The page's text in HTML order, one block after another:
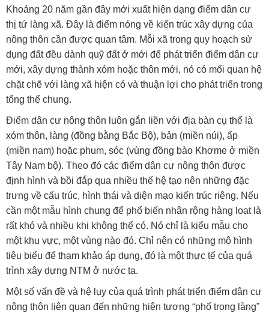
Khoảng 20 năm gần đây mới xuất hiện dạng điểm dân cư
thị tứ làng xã. Đây là điểm nóng về kiến trúc xây dựng của
nông thôn cần được quan tâm. Mỗi xã trong quy hoạch sử
dụng đất đều dành quỹ đất ở mới để phát triển điểm dân cư
mới, xây dựng thành xóm hoặc thôn mới, nó có mối quan hệ
chặt chẽ với làng xã hiện có và thuận lợi cho phát triển trong
tổng thể chung.
Điểm dân cư nông thôn luôn gắn liền với địa bàn cụ thể là
xóm thôn, làng (đồng bằng Bắc Bộ), bản (miền núi), ấp
(miền nam) hoặc phum, sóc (vùng đồng bào Khơme ở miền
Tây Nam bộ). Theo đó các điểm dân cư nông thôn được
định hình và bồi đắp qua nhiều thế hệ tạo nên những đặc
trưng về cấu trúc, hình thái và diện mạo kiến trúc riêng. Nếu
cần một mẫu hình chung để phổ biến nhân rộng hàng loạt là
rất khó và nhiều khi không thể có. Nó chỉ là kiểu mẫu cho
một khu vực, một vùng nào đó. Chỉ nên có những mô hình
tiêu biểu để tham khảo áp dụng, đó là một thực tế của quá
trình xây dựng NTM ở nước ta.
Một số vấn đề và hệ lụy của quá trình phát triển điểm dân cư
nông thôn liên quan đến những hiện tượng “phố trong làng”